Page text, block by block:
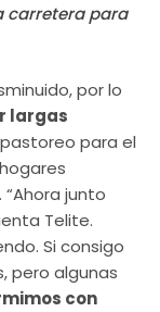
carretera para
por lo
largas
para el
junto
Telite.
Si consigo
pero algunas
con